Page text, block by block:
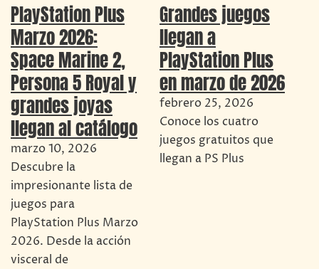
PlayStation Plus
Marzo 2026:
Space Marine 2,
Persona 5 Royal y
grandes joyas
llegan al catálogo
marzo 10, 2026
Descubre la
impresionante lista de
juegos para
PlayStation Plus Marzo
2026. Desde la acción
visceral de
Grandes juegos
llegan a
PlayStation Plus
en marzo de 2026
febrero 25, 2026
Conoce los cuatro
juegos gratuitos que
llegan a PS Plus